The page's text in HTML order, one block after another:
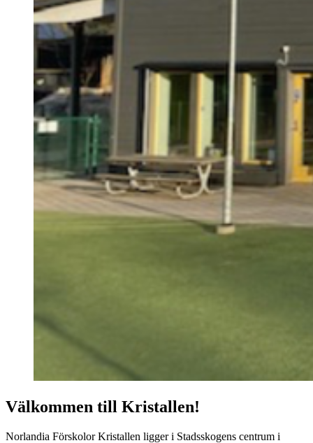
Välkommen till Kristallen!
Norlandia Förskolor Kristallen ligger i Stadsskogens centrum i